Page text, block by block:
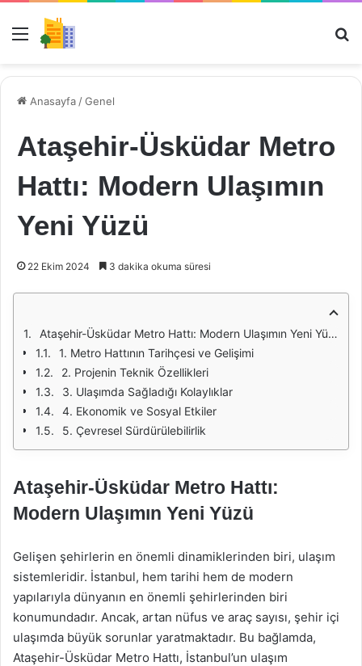
Menü
Anasayfa /Genel
Ataşehir-Üsküdar Metro
Hattı: Modern Ulaşımın
Yeni Yüzü
22 Ekim 2024 3 dakika okuma süresi
Ataşehir-Üsküdar Metro Hattı: Modern Ulaşımın Yeni Yüzü
1. Metro Hattının Tarihçesi ve Gelişimi
2. Projenin Teknik Özellikleri
3. Ulaşımda Sağladığı Kolaylıklar
4. Ekonomik ve Sosyal Etkiler
5. Çevresel Sürdürülebilirlik
Ataşehir-Üsküdar Metro Hattı:
Modern Ulaşımın Yeni Yüzü
Gelişen şehirlerin en önemli dinamiklerinden biri, ulaşım
sistemleridir. İstanbul, hem tarihi hem de modern
yapılarıyla dünyanın en önemli şehirlerinden biri
konumundadır. Ancak, artan nüfus ve araç sayısı, şehir içi
ulaşımda büyük sorunlar yaratmaktadır. Bu bağlamda,
Ataşehir-Üsküdar Metro Hattı, İstanbul’un ulaşım